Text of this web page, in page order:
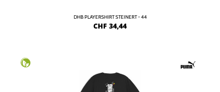
DHB PLAYERSHIRT STEINERT - 44
CHF 34,44